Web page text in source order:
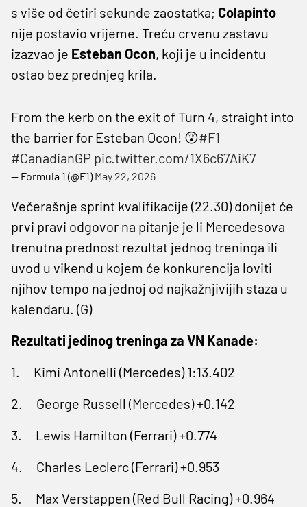
s više od četiri sekunde zaostatka; Colapinto
nije postavio vrijeme. Treću crvenu zastavu
izazvao je Esteban Ocon, koji je u incidentu
ostao bez prednjeg krila.
From the kerb on the exit of Turn 4, straight into
the barrier for Esteban Ocon! 😲#F1
#CanadianGP pic.twitter.com/1X6c67AiK7
— Formula 1 (@F1)May 22, 2026
Večerašnje sprint kvalifikacije (22.30) donijet će
prvi pravi odgovor na pitanje je li Mercedesova
trenutna prednost rezultat jednog treninga ili
uvod u vikend u kojem će konkurencija loviti
njihov tempo na jednoj od najkažnjivijih staza u
kalendaru. (G)
Rezultati jedinog treninga za VN Kanade:
1. Kimi Antonelli (Mercedes) 1:13.402
2. George Russell (Mercedes) +0.142
3. Lewis Hamilton (Ferrari) +0.774
4. Charles Leclerc (Ferrari) +0.953
5. Max Verstappen (Red Bull Racing) +0.964